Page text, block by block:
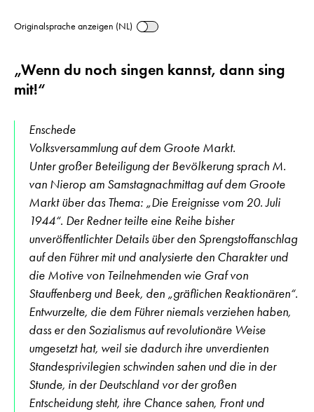
Originalsprache anzeigen (NL)
„Wenn du noch singen kannst, dann sing
mit!“
Enschede
Volksversammlung auf dem Groote Markt.
Unter großer Beteiligung der Bevölkerung sprach M.
van Nierop am Samstagnachmittag auf dem Groote
Markt über das Thema: „Die Ereignisse vom 20. Juli
1944“. Der Redner teilte eine Reihe bisher
unveröffentlichter Details über den Sprengstoffanschlag
auf den Führer mit und analysierte den Charakter und
die Motive von Teilnehmenden wie Graf von
Stauffenberg und Beek, den „gräflichen Reaktionären“.
Entwurzelte, die dem Führer niemals verziehen haben,
dass er den Sozialismus auf revolutionäre Weise
umgesetzt hat, weil sie dadurch ihre unverdienten
Standesprivilegien schwinden sahen und die in der
Stunde, in der Deutschland vor der großen
Entscheidung steht, ihre Chance sahen, Front und